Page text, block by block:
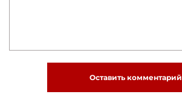
Оставить комментарий